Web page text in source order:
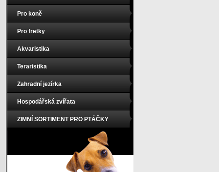
Pro koně
Pro fretky
Akvaristika
Teraristika
Zahradní jezírka
Hospodářská zvířata
ZIMNÍ SORTIMENT PRO PTÁČKY